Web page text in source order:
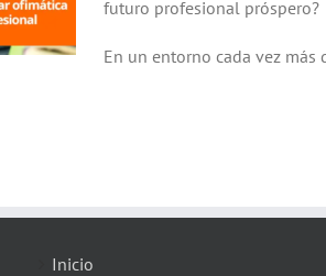
futuro profesional próspero?
En un entorno cada vez
Inicio